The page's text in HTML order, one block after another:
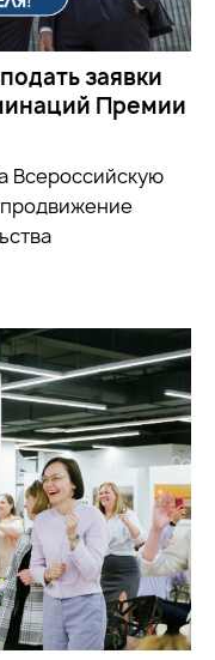
заявки
Премии
Всероссийскую